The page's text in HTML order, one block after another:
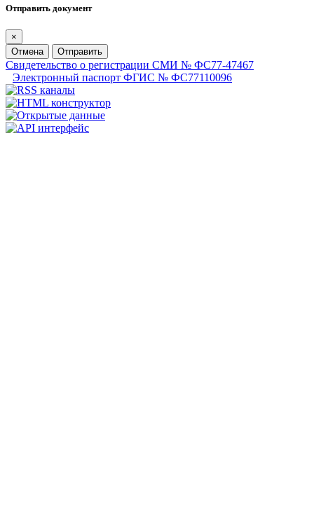
Отправить документ
×
Отмена
Отправить
Свидетельство о регистрации СМИ № ФС77-47467
Электронный паспорт ФГИС № ФС77110096